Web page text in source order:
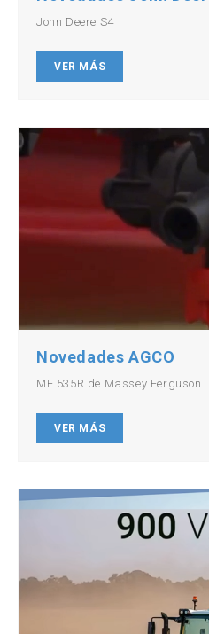
John Deere S4
VER MÁS
Novedades AGCO
MF 535R de Massey Ferguson
VER MÁS